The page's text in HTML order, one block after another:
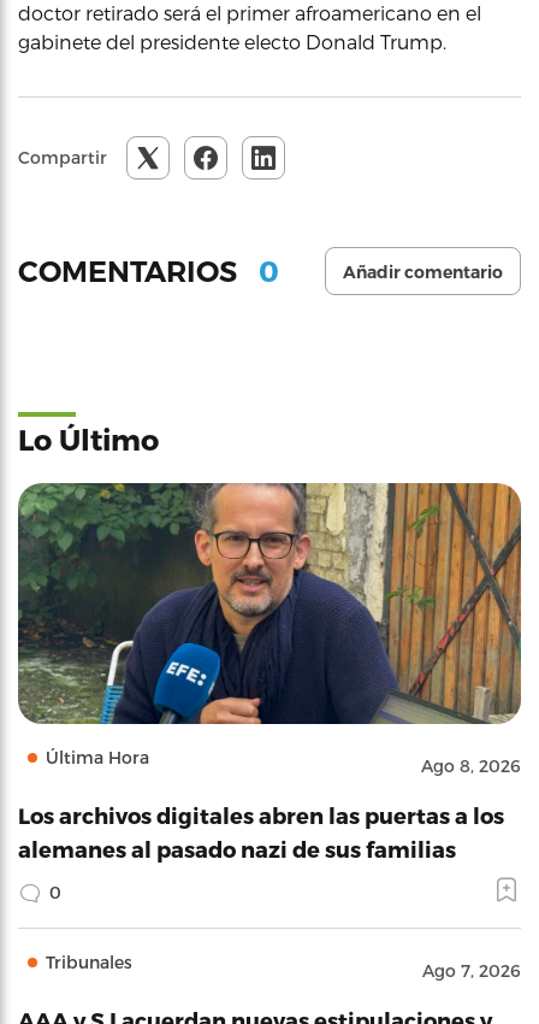
doctor retirado será el primer afroamericano en el
gabinete del presidente electo Donald Trump.
Compartir
COMENTARIOS 0 Añadir comentario
Lo Último
Última Hora Ago 8, 2026
Los archivos digitales abren las puertas a los
alemanes al pasado nazi de sus familias
0
Tribunales Ago 7, 2026